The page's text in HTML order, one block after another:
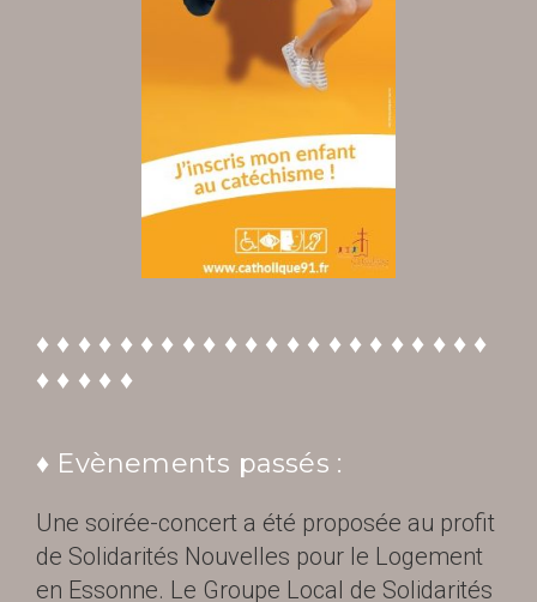
♦ ♦ ♦ ♦ ♦ ♦ ♦ ♦ ♦ ♦ ♦ ♦ ♦ ♦ ♦ ♦ ♦ ♦ ♦ ♦ ♦ ♦
♦ ♦ ♦ ♦ ♦
♦ Evènements passés :
Une soirée-concert a été proposée au profit
de Solidarités Nouvelles pour le Logement
en Essonne. Le Groupe Local de Solidarités